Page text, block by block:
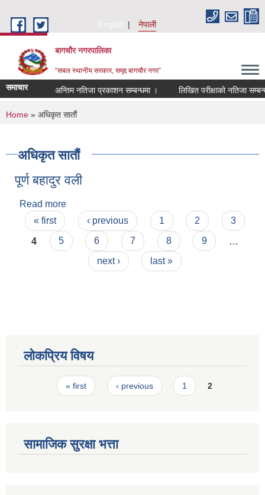
English
नेपाली
बागचौर नगरपालिका
“सबल स्थानीय सरकार, समृद्द बागचौर नगर”
समाचार अन्तिम नतिजा प्रकाशन सम्बन्धमा । लिखित परीक्षाको नतिजा
You are here
Home » अधिकृत सातौं
अधिकृत सातौं
पूर्ण बहादुर वली
Read more
Pages
« first ‹ previous 1 2
3
4
5 6 7 8 9
next ›
last »
लोकप्रिय विषय
Pages« first ‹ previous 1 2
सामाजिक सुरक्षा भत्ता